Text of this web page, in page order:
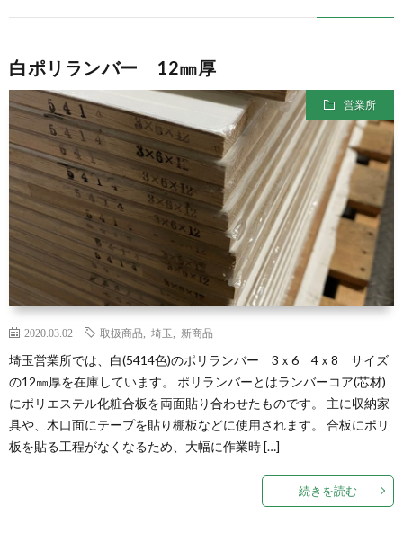
白ポリランバー 12㎜厚
営業所
2020.03.02 取扱商品 埼玉 新商品
埼玉営業所では、白(5414色)のポリランバー 3ｘ6 4ｘ8 サイズ
の12㎜厚を在庫しています。 ポリランバーとはランバーコア(芯材)
にポリエステル化粧合板を両面貼り合わせたものです。 主に収納家
具や、木口面にテープを貼り棚板などに使用されます。 合板にポリ
板を貼る工程がなくなるため、大幅に作業時 […]
続きを読む